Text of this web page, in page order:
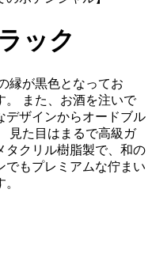
ック
縁が黒色となってお
。 また、お酒を注いで
デザインからオードブル
見た目はまるで高級ガ
タクリル樹脂製で、和の
でもプレミアムな佇まい